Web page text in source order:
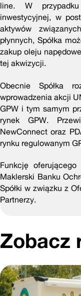
line. W
inwestycyjnej, w
aktywów
płynnych, Spółka
zakup oleju
tej akwizycji.
Obecnie Spółka
wprowadzenia akcji
GPW i tym samym
rynek GPW.
NewConnect oraz
rynku regulowanym
Funkcję
Maklerski Banku
Spółki w związku z
Partnerzy.
Zobacz